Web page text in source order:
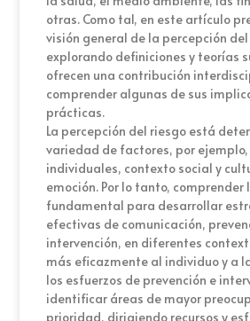
otras. Como tal, en este artículo
visión general de la percepción del
explorando definiciones y teorías
ofrecen una contribución
comprender algunas de sus
prácticas.
La percepción del riesgo está
variedad de factores, por
individuales, contexto social y
emoción. Por lo tanto, comprender
fundamental para desarrollar
efectivas de comunicación,
intervención, en diferentes
más eficazmente al individuo y a
los esfuerzos de prevención e
identificar áreas de mayor
prioridad, dirigiendo recursos y